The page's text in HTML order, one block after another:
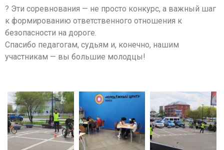
? Эти соревнования — не просто конкурс, а важный шаг
к формированию ответственного отношения к
безопасности на дороге.
Спасибо педагогам, судьям и, конечно, нашим
участникам — вы большие молодцы!